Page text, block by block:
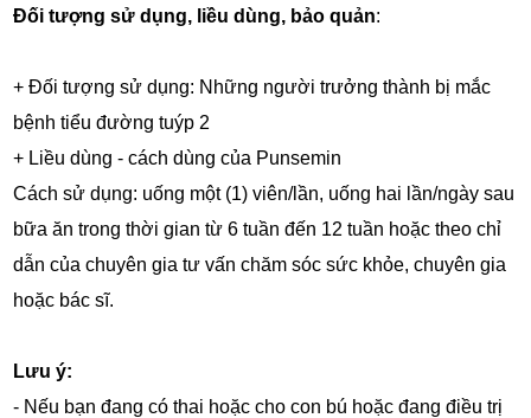
Đối tượng sử dụng, liều dùng, bảo quản:
+ Đối tượng sử dụng: Những người trưởng thành bị mắc
bệnh tiểu đường tuýp 2
+ Liều dùng - cách dùng của Punsemin
Cách sử dụng: uống một (1) viên/lần, uống hai lần/ngày sau
bữa ăn trong thời gian từ 6 tuần đến 12 tuần hoặc theo chỉ
dẫn của chuyên gia tư vấn chăm sóc sức khỏe, chuyên gia
hoặc bác sĩ.
Lưu ý:
- Nếu bạn đang có thai hoặc cho con bú hoặc đang điều trị